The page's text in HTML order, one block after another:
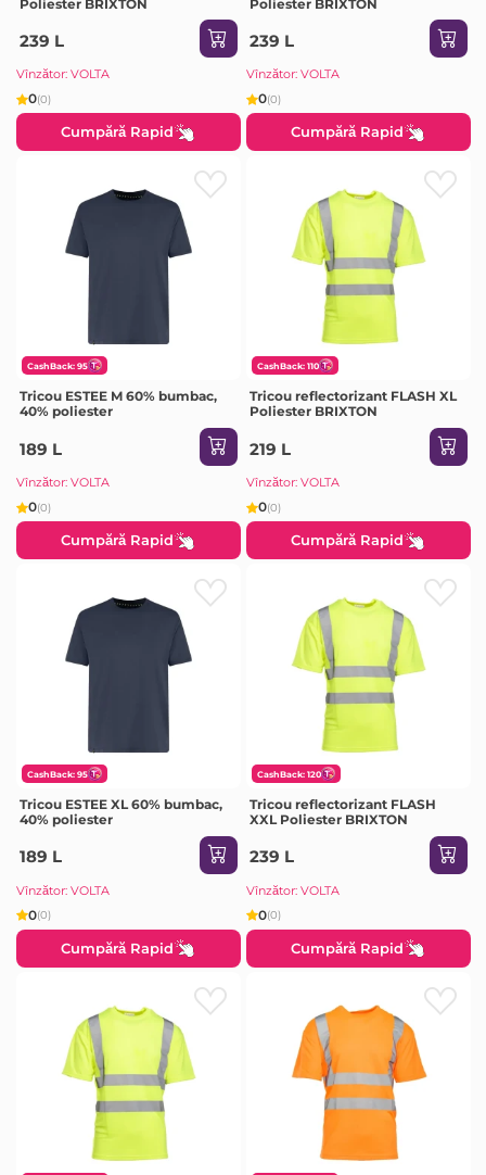
Poliester BRIXTON
239 L
Vînzător: VOLTA
0(0)
Cumpără Rapid
Poliester BRIXTON
239 L
Vînzător: VOLTA
0(0)
Cumpără Rapid
CashBack: 95
Tricou ESTEE M 60% bumbac,
40% poliester
189 L
Vînzător: VOLTA
0(0)
Cumpără Rapid
CashBack: 110
Tricou reflectorizant FLASH XL
Poliester BRIXTON
219 L
Vînzător: VOLTA
0(0)
Cumpără Rapid
CashBack: 95
Tricou ESTEE XL 60% bumbac,
40% poliester
189 L
Vînzător: VOLTA
0(0)
Cumpără Rapid
CashBack: 120
Tricou reflectorizant FLASH
XXL Poliester BRIXTON
239 L
Vînzător: VOLTA
0(0)
Cumpără Rapid